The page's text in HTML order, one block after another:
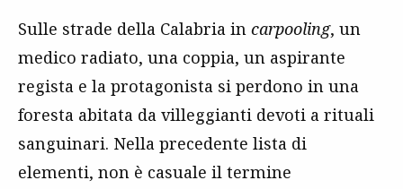
Sulle strade della Calabria in carpooling, un
medico radiato, una coppia, un aspirante
regista e la protagonista si perdono in una
foresta abitata da villeggianti devoti a rituali
sanguinari. Nella precedente lista di
elementi, non è casuale il termine